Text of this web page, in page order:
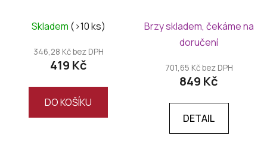
Skladem (>10 ks)
346,28 Kč bez DPH
419 Kč
DO KOŠÍKU
Brzy skladem, čekáme na
doručení
701,65 Kč bez DPH
849 Kč
DETAIL